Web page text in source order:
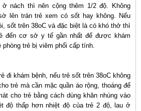
nách thì nên cộng thêm 1/2 độ. Không
lên trán trẻ xem có sốt hay không. Nếu
sốt trên 38oC và đặc biệt là có khó thở thì
đến cơ sở y tế gần nhất để được khám
trẻ bị viêm phổi cấp tính.
đi khám bệnh, nếu trẻ sốt trên 38oC không
trẻ mà cần mặc quần áo rộng, thoáng để
cho trẻ bằng cách dùng khăn nhúng vào
độ thấp hơn nhiệt độ của trẻ 2 độ, lau ở